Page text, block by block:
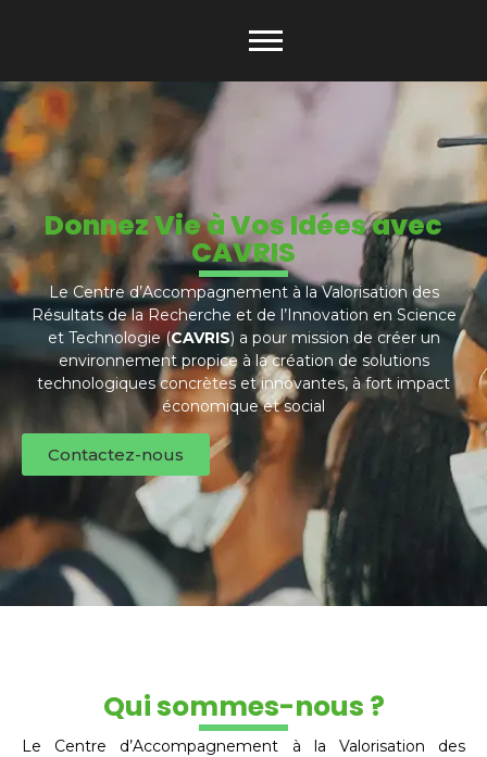
Donnez Vie à Vos Idées avec
CAVRIS
Le Centre d’Accompagnement à la Valorisation des
Résultats de la Recherche et de l’Innovation en Science
et Technologie (CAVRIS) a pour mission de créer un
environnement propice à la création de solutions
technologiques concrètes et innovantes, à fort impact
économique et social
Contactez-nous
Qui sommes-nous ?
Le Centre d’Accompagnement à la Valorisation des